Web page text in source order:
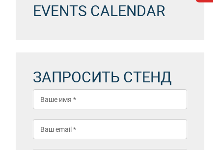
EVENTS CALENDAR
ЗАПРОСИТЬ СТЕНД